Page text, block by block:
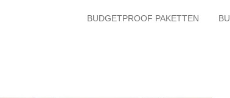
BUDGETPROOF PAKETTEN